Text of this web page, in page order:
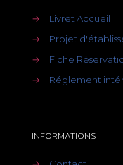
→
Livret Accueil
→
Projet
→
Fiche
→
Réglement
INFORMATIONS